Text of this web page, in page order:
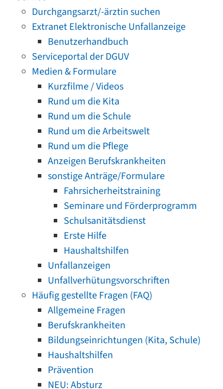
Durchgangsarzt/-ärztin suchen
Extranet Elektronische Unfallanzeige
Benutzerhandbuch
Serviceportal der DGUV
Medien & Formulare
Kurzfilme / Videos
Rund um die Kita
Rund um die Schule
Rund um die Arbeitswelt
Rund um die Pflege
Anzeigen Berufskrankheiten
sonstige Anträge/Formulare
Fahrsicherheitstraining
Seminare und Förderprogramm
Schulsanitätsdienst
Erste Hilfe
Haushaltshilfen
Unfallanzeigen
Unfallverhütungsvorschriften
Häufig gestellte Fragen (FAQ)
Allgemeine Fragen
Berufskrankheiten
Bildungseinrichtungen (Kita, Schule)
Haushaltshilfen
Prävention
NEU: Absturz